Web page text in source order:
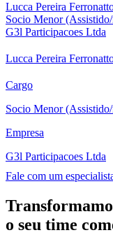
Lucca Pereira
Socio Menor
G3l Participacoes Ltda
Lucca Pereira
Cargo
Socio Menor
Empresa
G3l Participacoes Ltda
Fale com um
o seu time